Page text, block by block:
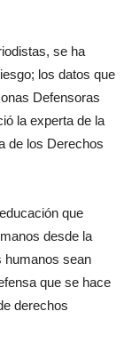
se ha
los datos que
Defensoras
la experta de la
de los Derechos
que
desde la
humanos sean
que se hace
derechos